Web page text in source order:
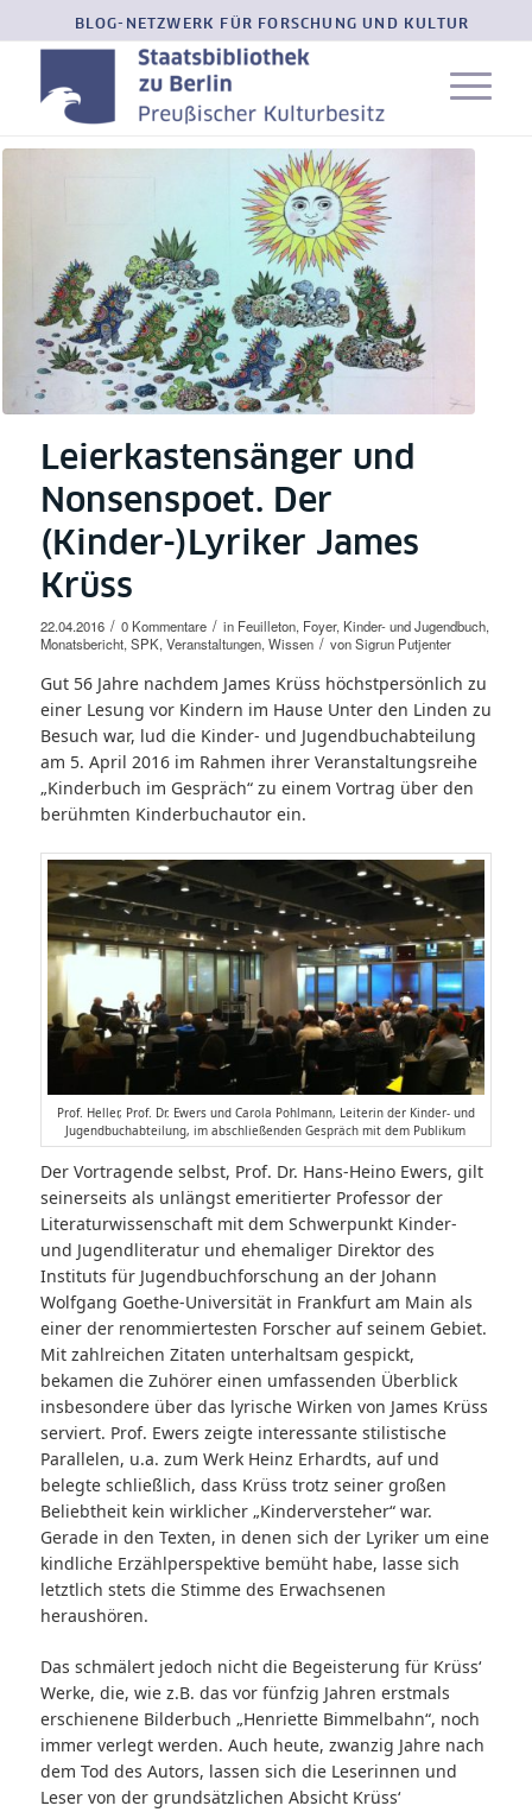
BLOG-NETZWERK FÜR FORSCHUNG UND KULTUR
Leierkastensänger und
Nonsenspoet. Der
(Kinder-)Lyriker James
Krüss
22.04.2016 / 0 Kommentare / in Feuilleton, Foyer, Kinder- und Jugendbuch,
Monatsbericht, SPK, Veranstaltungen, Wissen / vonSigrun Putjenter
Gut 56 Jahre nachdem James Krüss höchstpersönlich zu
einer Lesung vor Kindern im Hause Unter den Linden zu
Besuch war, lud die Kinder- und Jugendbuchabteilung
am 5. April 2016 im Rahmen ihrer Veranstaltungsreihe
„Kinderbuch im Gespräch“ zu einem Vortrag über den
berühmten Kinderbuchautor ein.
Prof. Heller, Prof. Dr. Ewers und Carola Pohlmann, Leiterin der Kinder- und
Jugendbuchabteilung, im abschließenden Gespräch mit dem Publikum
Der Vortragende selbst, Prof. Dr. Hans-Heino Ewers, gilt
seinerseits als unlängst emeritierter Professor der
Literaturwissenschaft mit dem Schwerpunkt Kinder-
und Jugendliteratur und ehemaliger Direktor des
Instituts für Jugendbuchforschung an der Johann
Wolfgang Goethe-Universität in Frankfurt am Main als
einer der renommiertesten Forscher auf seinem Gebiet.
Mit zahlreichen Zitaten unterhaltsam gespickt,
bekamen die Zuhörer einen umfassenden Überblick
insbesondere über das lyrische Wirken von James Krüss
serviert. Prof. Ewers zeigte interessante stilistische
Parallelen, u.a. zum Werk Heinz Erhardts, auf und
belegte schließlich, dass Krüss trotz seiner großen
Beliebtheit kein wirklicher „Kinderversteher“ war.
Gerade in den Texten, in denen sich der Lyriker um eine
kindliche Erzählperspektive bemüht habe, lasse sich
letztlich stets die Stimme des Erwachsenen
heraushören.
Das schmälert jedoch nicht die Begeisterung für Krüss‘
Werke, die, wie z.B. das vor fünfzig Jahren erstmals
erschienene Bilderbuch „Henriette Bimmelbahn“, noch
immer verlegt werden. Auch heute, zwanzig Jahre nach
dem Tod des Autors, lassen sich die Leserinnen und
Leser von der grundsätzlichen Absicht Krüss‘